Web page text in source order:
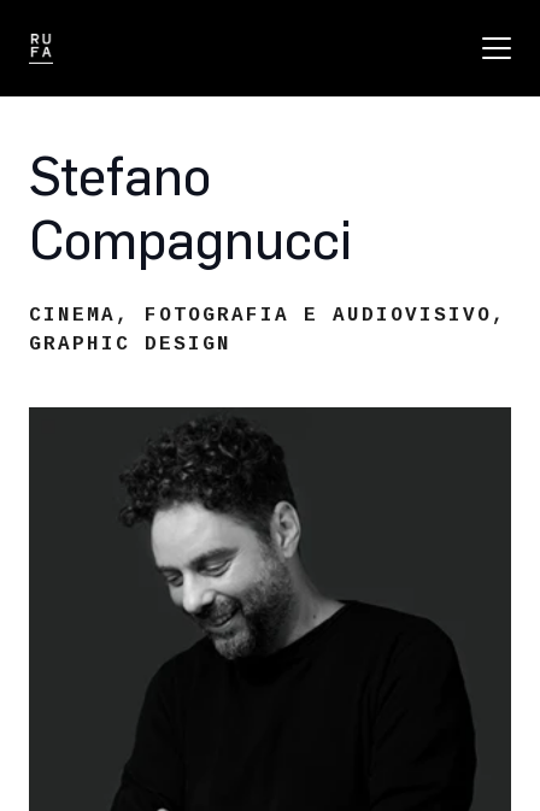
Stefano
Compagnucci
CINEMA , FOTOGRAFIA E AUDIOVISIVO ,
GRAPHIC DESIGN